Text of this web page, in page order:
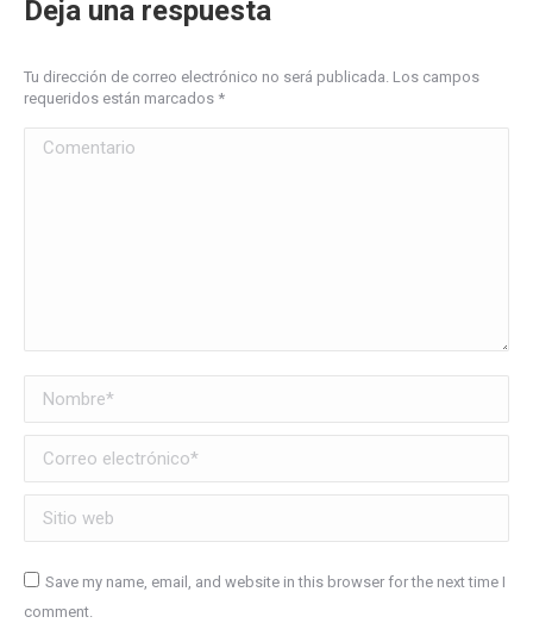
Deja una respuesta
Tu dirección de correo electrónico no será publicada. Los campos
requeridos están marcados *
Comentario
Nombre *
Correo electrónico *
Sitio web
Save my name, email, and website in this browser for the next time I
comment.